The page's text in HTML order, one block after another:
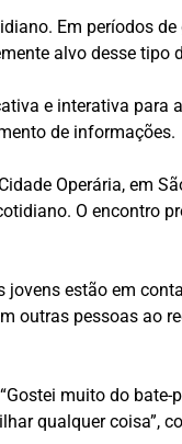
Em períodos
alvo desse tipo
e interativa
de informações.
Operária, em
O encontro
estão em
pessoas ao
muito do
qualquer coisa”,